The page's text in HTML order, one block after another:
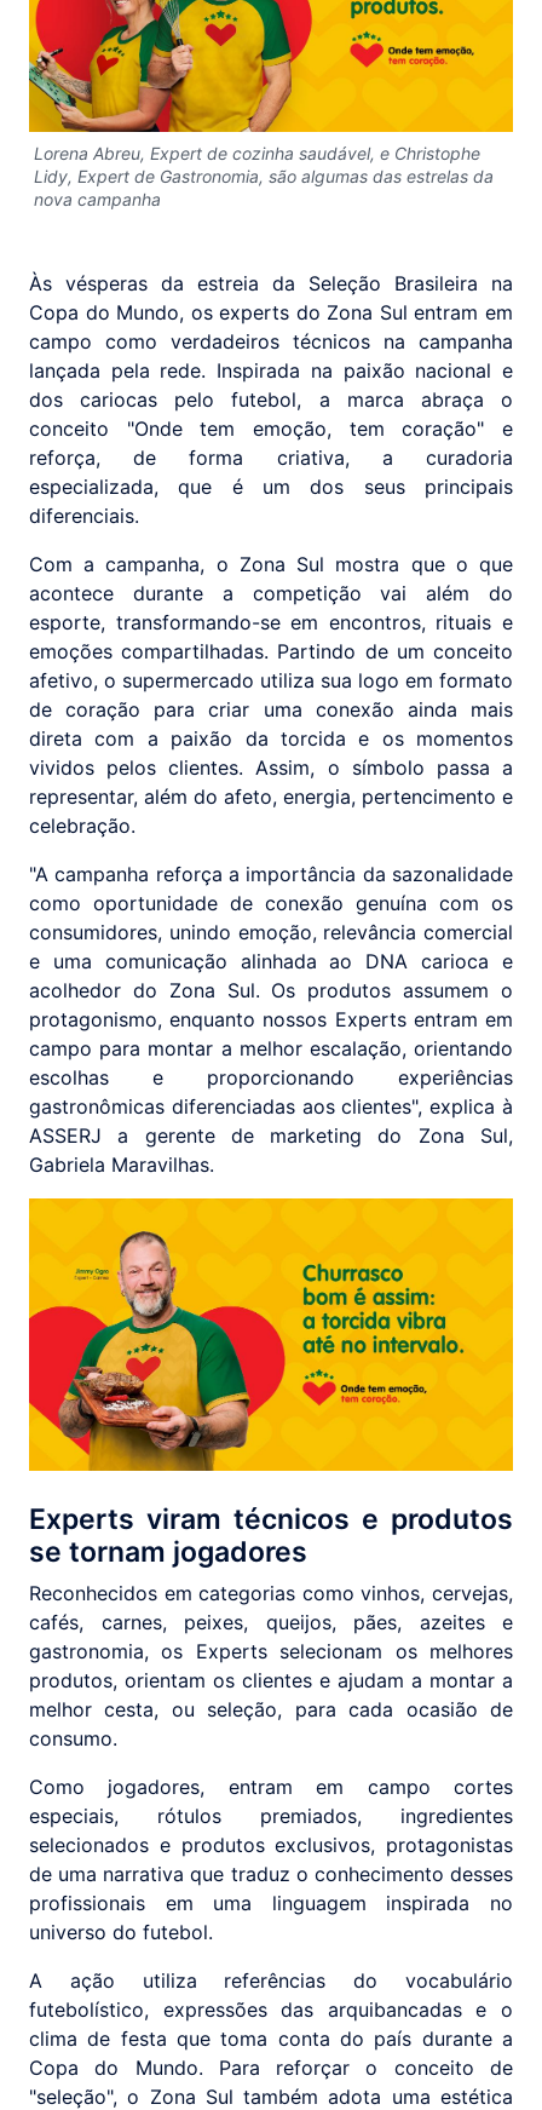
Lorena Abreu, Expert de cozinha saudável, e Christophe
Lidy, Expert de Gastronomia, são algumas das estrelas da
nova campanha
Às vésperas da estreia da Seleção Brasileira na
Copa do Mundo, os experts do Zona Sul entram em
campo como verdadeiros técnicos na campanha
lançada pela rede. Inspirada na paixão nacional e
dos cariocas pelo futebol, a marca abraça o
conceito "Onde tem emoção, tem coração" e
reforça, de forma criativa, a curadoria
especializada, que é um dos seus principais
diferenciais.
Com a campanha, o Zona Sul mostra que o que
acontece durante a competição vai além do
esporte, transformando-se em encontros, rituais e
emoções compartilhadas. Partindo de um conceito
afetivo, o supermercado utiliza sua logo em formato
de coração para criar uma conexão ainda mais
direta com a paixão da torcida e os momentos
vividos pelos clientes. Assim, o símbolo passa a
representar, além do afeto, energia, pertencimento e
celebração.
"A campanha reforça a importância da sazonalidade
como oportunidade de conexão genuína com os
consumidores, unindo emoção, relevância comercial
e uma comunicação alinhada ao DNA carioca e
acolhedor do Zona Sul. Os produtos assumem o
protagonismo, enquanto nossos Experts entram em
campo para montar a melhor escalação, orientando
escolhas e proporcionando experiências
gastronômicas diferenciadas aos clientes", explica à
ASSERJ a gerente de marketing do Zona Sul,
Gabriela Maravilhas.
Experts viram técnicos e produtos
se tornam jogadores
Reconhecidos em categorias como vinhos, cervejas,
cafés, carnes, peixes, queijos, pães, azeites e
gastronomia, os Experts selecionam os melhores
produtos, orientam os clientes e ajudam a montar a
melhor cesta, ou seleção, para cada ocasião de
consumo.
Como jogadores, entram em campo cortes
especiais, rótulos premiados, ingredientes
selecionados e produtos exclusivos, protagonistas
de uma narrativa que traduz o conhecimento desses
profissionais em uma linguagem inspirada no
universo do futebol.
A ação utiliza referências do vocabulário
futebolístico, expressões das arquibancadas e o
clima de festa que toma conta do país durante a
Copa do Mundo. Para reforçar o conceito de
"seleção", o Zona Sul também adota uma estética